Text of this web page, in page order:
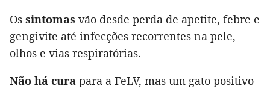
Os sintomas vão desde perda de apetite, febre e
gengivite até infecções recorrentes na pele,
olhos e vias respiratórias.
Não há cura para a FeLV, mas um gato positivo